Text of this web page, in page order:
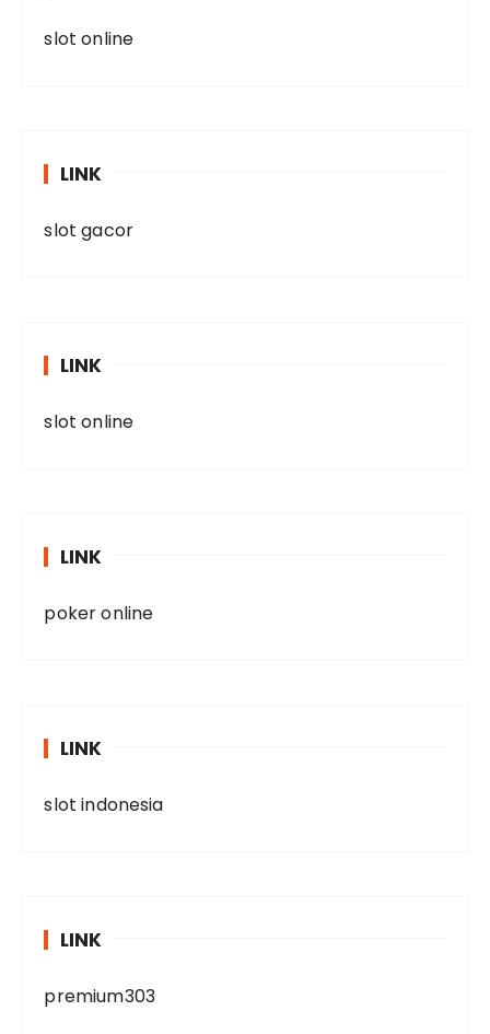
slot online
LINK
slot gacor
LINK
slot online
LINK
poker online
LINK
slot indonesia
LINK
premium303